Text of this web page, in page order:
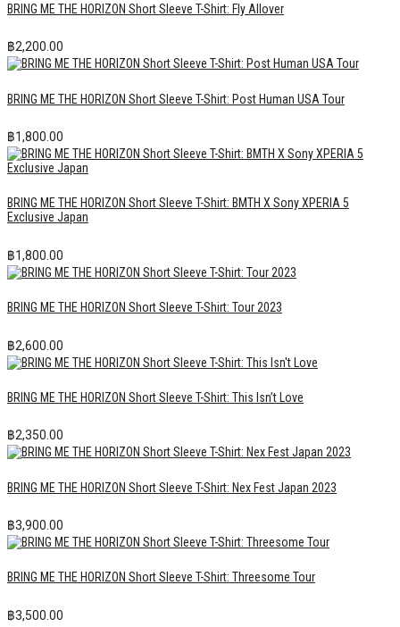
BRING ME THE HORIZON Short Sleeve T-Shirt: Fly Allover
฿2,200.00
BRING ME THE HORIZON Short Sleeve T-Shirt: Post Human USA Tour
฿1,800.00
BRING ME THE HORIZON Short Sleeve T-Shirt: BMTH X Sony XPERIA 5
Exclusive Japan
฿1,800.00
BRING ME THE HORIZON Short Sleeve T-Shirt: Tour 2023
฿2,600.00
BRING ME THE HORIZON Short Sleeve T-Shirt: This Isn’t Love
฿2,350.00
BRING ME THE HORIZON Short Sleeve T-Shirt: Nex Fest Japan 2023
฿3,900.00
BRING ME THE HORIZON Short Sleeve T-Shirt: Threesome Tour
฿3,500.00